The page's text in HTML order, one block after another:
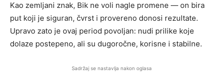
Kao zemljani znak, Bik ne voli nagle promene — on bira
put koji je siguran, čvrst i provereno donosi rezultate.
Upravo zato je ovaj period povoljan: nudi prilike koje
dolaze postepeno, ali su dugoročne, korisne i stabilne.
Sadržaj se nastavlja nakon oglasa